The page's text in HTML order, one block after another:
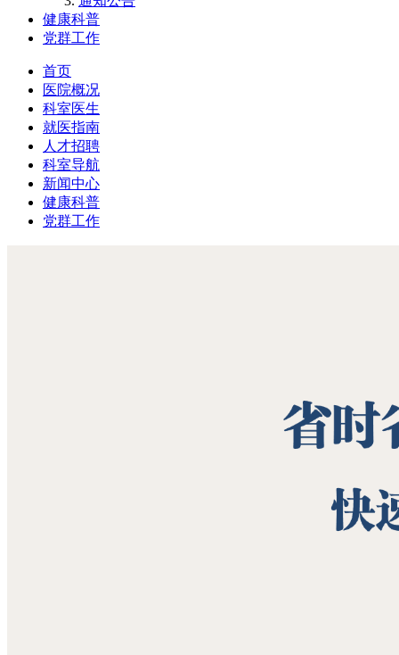
健康科普
党群工作
首页
医院概况
科室医生
就医指南
人才招聘
科室导航
新闻中心
健康科普
党群工作